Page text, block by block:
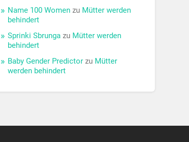
Name 100 Women zu Mütter werden
behindert
Sprinki Sbrunga zu Mütter werden
behindert
Baby Gender Predictor zu Mütter
werden behindert